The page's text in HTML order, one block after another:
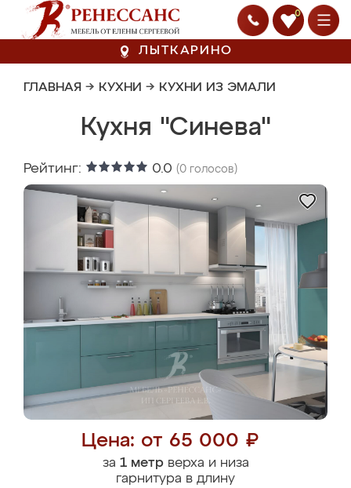
0
ЛЫТКАРИНО
ГЛАВНАЯ → КУХНИ → КУХНИ ИЗ ЭМАЛИ
Кухня "Синева"
Рейтинг: 0.0 (0 голосов)
Цена: от 65 000 ₽
за 1 метрверха и низа
гарнитура в длину